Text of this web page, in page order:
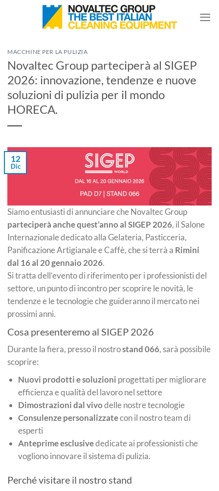
MACCHINE PER LA PULIZIA
Novaltec Group parteciperà al SIGEP
2026: innovazione, tendenze e nuove
soluzioni di pulizia per il mondo
HORECA.
12
Dic
Siamo entusiasti di annunciare che Novaltec Group
parteciperà anche quest’anno al SIGEP 2026, il Salone
Internazionale dedicato alla Gelateria, Pasticceria,
Panificazione Artigianale e Caffè, che si terrà a Rimini
dal 16 al 20 gennaio 2026.
Si tratta dell’evento di riferimento per i professionisti del
settore, un punto di incontro per scoprire le novità, le
tendenze e le tecnologie che guideranno il mercato nei
prossimi anni.
Cosa presenteremo al SIGEP 2026
Durante la fiera, presso il nostrostand 066, sarà possibile
scoprire:
Nuovi prodotti e soluzioni progettati per migliorare
efficienza e qualità del lavoro nel settore
Dimostrazioni dal vivodelle nostre tecnologie
Consulenze personalizzatecon il nostro team di
esperti
Anteprime esclusivededicate ai professionisti che
vogliono innovare il sistema di pulizia.
Perché visitare il nostro stand